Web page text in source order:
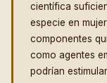
científica
especie en
componentes
como agentes
podrían